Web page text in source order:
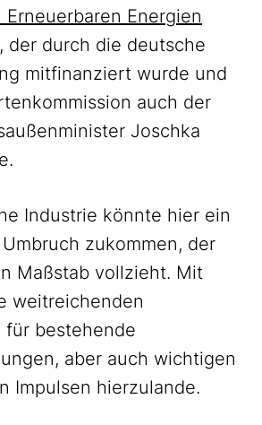
Energien
, der durch die deutsche
mitfinanziert wurde und
auch der
Joschka
Industrie könnte hier ein
zukommen, der
Maßstab vollzieht. Mit
weitreichenden
für bestehende
aber auch wichtigen
Impulsen hierzulande.